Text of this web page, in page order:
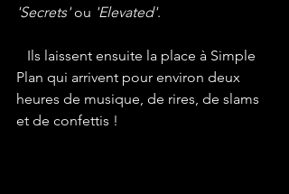
'Secrets' ou 'Elevated'.
Plan qui arrivent pour environ deux
heures de musique, de rires, de slams
et de confettis !